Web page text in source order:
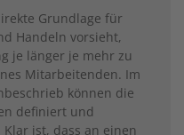
Grundlage für
Handeln vorsieht,
je länger je mehr zu
Mitarbeitenden. Im
können die
definiert und
ist, dass an einen